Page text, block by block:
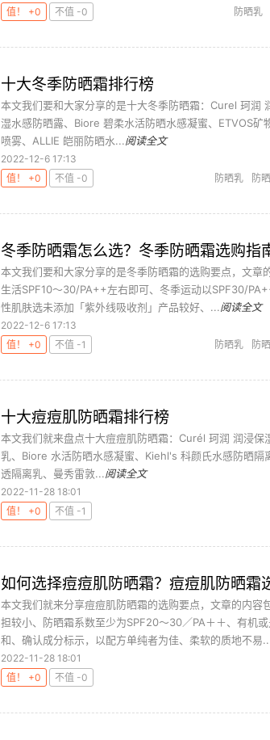
值！ +0
不值 -0 防晒乳
十大冬季防晒霜排行榜
本文我们要和大家分享的是十大冬季防晒霜：Curel 珂润
湿水感防晒露、Biore 碧柔水活防晒水感凝蜜、ETVOS
喷雾、ALLIE 皑丽防晒水...阅读全文
2022-12-6 17:13
值！ +0
不值 -0 防晒乳 防
冬季防晒霜怎么选？冬季防晒霜选购指
本文我们要和大家分享的是冬季防晒霜的选购要点，文章
生活SPF10～30/PA++左右即可、冬季运动以SPF30/
性肌肤选未添加「紫外线吸收剂」产品较好、...阅读全文
2022-12-6 17:13
值！ +0
不值 -1 防晒乳 防
十大痘痘肌防晒霜排行榜
本文我们就来盘点十大痘痘肌防晒霜：Curél 珂润 润浸
乳、Biore 水活防晒水感凝蜜、Kiehl's 科颜氏水感防晒
透隔离乳、曼秀雷敦...阅读全文
2022-11-28 18:01
值！ +0
不值 -1
如何选择痘痘肌防晒霜？痘痘肌防晒霜
本文我们就来分享痘痘肌防晒霜的选购要点，文章的内容
担较小、防晒霜系数至少为SPF20～30／PA＋＋、有机
和、确认成分标示，以配方单纯者为佳、柔软的质地不易...
2022-11-28 18:01
值！ +0
不值 -0